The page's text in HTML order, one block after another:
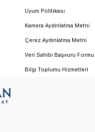
Uyum Politikası
Kamera Aydınlatma Metni
Çerez Aydınlatma Metni
Veri Sahibi Başvuru Formu
Bilgi Toplumu Hizmetleri